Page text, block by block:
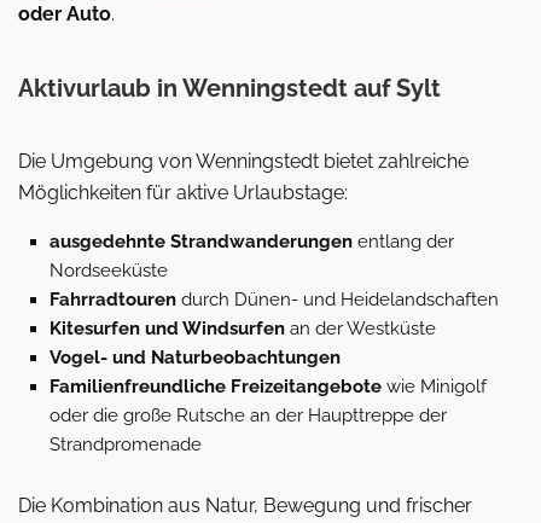
oder Auto.
Aktivurlaub in Wenningstedt auf Sylt
Die Umgebung von Wenningstedt bietet zahlreiche
Möglichkeiten für aktive Urlaubstage:
ausgedehnte Strandwanderungen entlang der
Nordseeküste
Fahrradtouren durch Dünen- und Heidelandschaften
Kitesurfen und Windsurfen an der Westküste
Vogel- und Naturbeobachtungen
Familienfreundliche Freizeitangebote wie Minigolf
oder die große Rutsche an der Haupttreppe der
Strandpromenade
Die Kombination aus Natur, Bewegung und frischer